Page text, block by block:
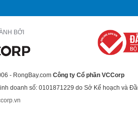
BỞI
- RongBay.com Công ty Cổ phần VCCorp
doanh số: 0101871229 do Sở Kế hoạch và